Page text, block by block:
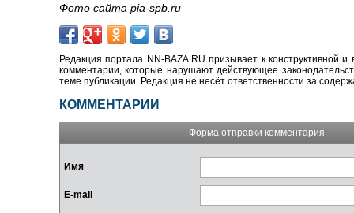
Фото сайта pia-spb.ru
Редакция портала NN-BAZA.RU призывает к конструктивной
комментарии, которые нарушают действующее
теме публикации. Редакция не несёт ответственности за
КОММЕНТАРИИ
Форма отправки комментария
Имя
E-mail